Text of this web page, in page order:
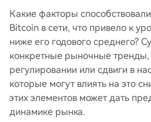
Какие факторы
Bitcoin в сети, что привело к
ниже его годового среднего?
конкретные рыночные тренды,
регулировании или сдвиги в
которые могут влиять на это
этих элементов может дать
динамике рынка.